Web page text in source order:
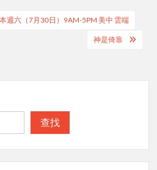
週六（7月30日）9AM-5PM 美中 雲端
神是倚靠
查找